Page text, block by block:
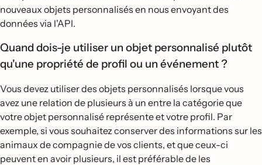
nouveaux objets personnalisés en nous envoyant des
données via l'API.
Quand dois-je utiliser un objet personnalisé plutôt
qu'une propriété de profil ou un événement ?
Vous devez utiliser des objets personnalisés lorsque vous
avez une relation de plusieurs à un entre la catégorie que
votre objet personnalisé représente et votre profil. Par
exemple, si vous souhaitez conserver des informations sur les
animaux de compagnie de vos clients, et que ceux-ci
peuvent en avoir plusieurs, il est préférable de les